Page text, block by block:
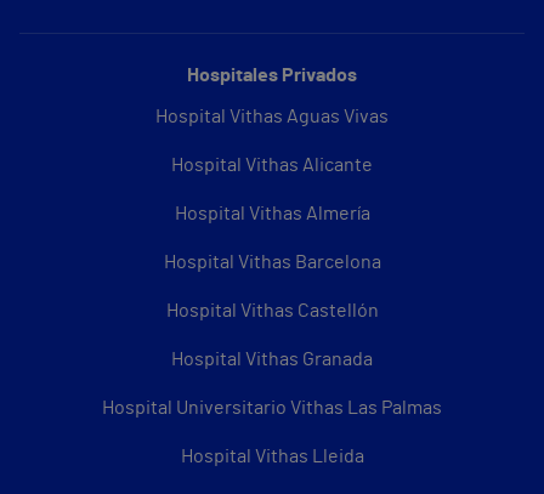
Hospitales Privados
Hospital Vithas Aguas Vivas
Hospital Vithas Alicante
Hospital Vithas Almería
Hospital Vithas Barcelona
Hospital Vithas Castellón
Hospital Vithas Granada
Hospital Universitario Vithas Las Palmas
Hospital Vithas Lleida